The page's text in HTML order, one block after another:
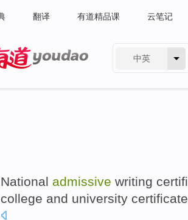
翻译 有道精品课 云笔记
中英
National admissive writing
college and university